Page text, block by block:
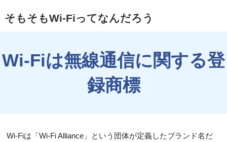
そもそもWi-Fiってなんだろう
Wi-Fiは無線通信に関する登
録商標
Wi-Fiは「Wi-Fi Alliance」という団体が定義したブランド名だ